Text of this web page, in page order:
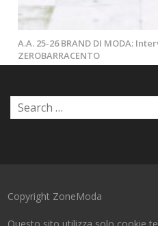
A.A. 25-26 BRAND DI MODA:
ZEROBARRACENTO
Copyright ZoneModa